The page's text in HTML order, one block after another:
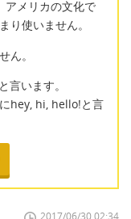
メリカの文化で
り使いません。
ん。
います。
hey, hi, hello!と言
2017/06/30 02:34